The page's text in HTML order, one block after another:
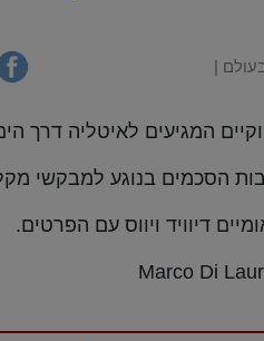
|
לאיטליה דרך הים צנח בכ-
הסכמים בנוגע למבקשי